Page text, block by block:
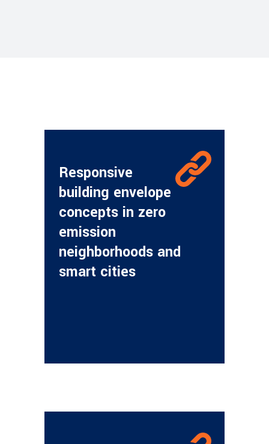
Responsive
building envelope
concepts in zero
emission
neighborhoods and
smart cities